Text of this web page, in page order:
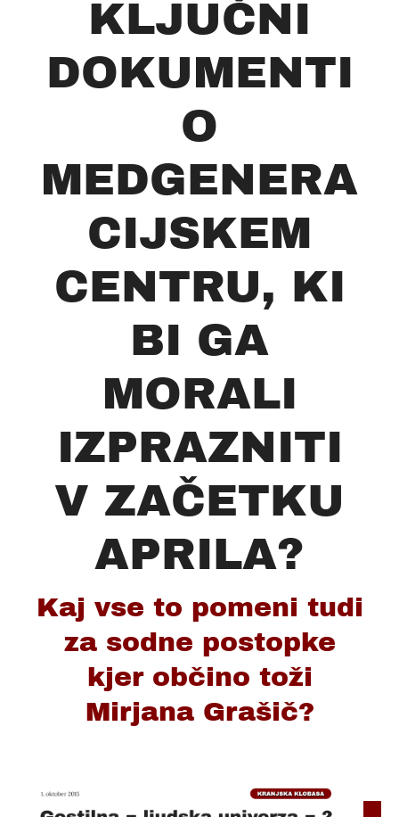
KLJUČNI
DOKUMENTI
O
MEDGENERA
CIJSKEM
CENTRU, KI
BI GA
MORALI
IZPRAZNITI
V ZAČETKU
APRILA?
Kaj vse to pomeni tudi
za sodne postopke
kjer občino toži
Mirjana Grašič?